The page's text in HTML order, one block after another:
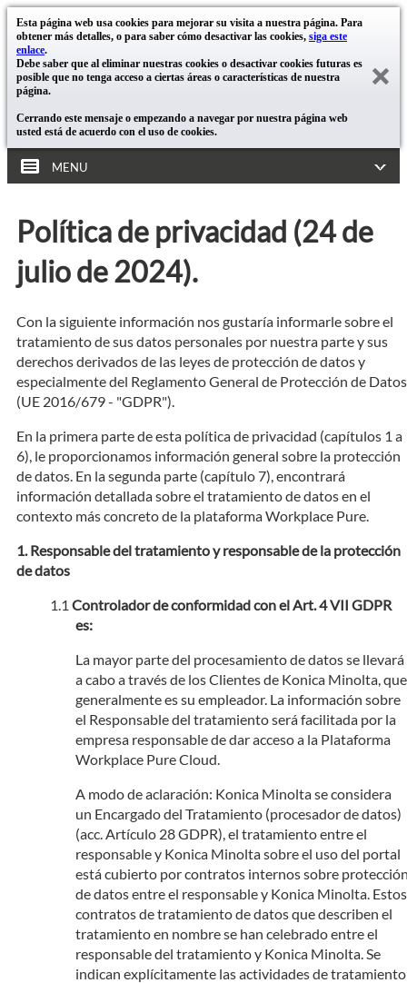
Esta página web usa cookies para mejorar su visita a nuestra página. Para
obtener más detalles, o para saber cómo desactivar las cookies, siga este
enlace.
Debe saber que al eliminar nuestras cookies o desactivar cookies futuras es
posible que no tenga acceso a ciertas áreas o características de nuestra
página.
Cerrando este mensaje o empezando a navegar por nuestra página web
usted está de acuerdo con el uso de cookies.
MENU
Política de privacidad (24 de
julio de 2024).
Con la siguiente información nos gustaría informarle sobre el
tratamiento de sus datos personales por nuestra parte y sus
derechos derivados de las leyes de protección de datos y
especialmente del Reglamento General de Protección de Datos
(UE 2016/679 - "GDPR").
En la primera parte de esta política de privacidad (capítulos 1 a
6), le proporcionamos información general sobre la protección
de datos. En la segunda parte (capítulo 7), encontrará
información detallada sobre el tratamiento de datos en el
contexto más concreto de la plataforma Workplace Pure.
Responsable del tratamiento y responsable de la protección
de datos
Controlador de conformidad con el Art. 4 VII GDPR
es:
La mayor parte del procesamiento de datos se llevará
a cabo a través de los Clientes de Konica Minolta, que
generalmente es su empleador. La información sobre
el Responsable del tratamiento será facilitada por la
empresa responsable de dar acceso a la Plataforma
Workplace Pure Cloud.
A modo de aclaración: Konica Minolta se considera
un Encargado del Tratamiento (procesador de datos)
(acc. Artículo 28 GDPR), el tratamiento entre el
responsable y Konica Minolta sobre el uso del portal
está cubierto por contratos internos sobre
de datos entre el responsable y Konica Minolta. Estos
contratos de tratamiento de datos que describen el
tratamiento en nombre se han celebrado entre el
responsable del tratamiento y Konica Minolta. Se
indican explícitamente las actividades de tratamiento